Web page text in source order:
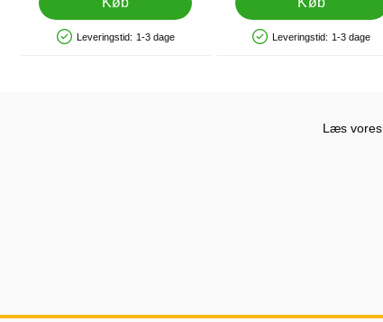
Produkttilgængelighed: På lager
Leveringstid: 1-3 dage
Produkttilgængelighed: På
Leveringstid: 1-3 dage
Læs vores